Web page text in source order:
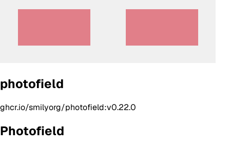
photofield
ghcr.io/smilyorg/photofield:v0.22.0
Photofield